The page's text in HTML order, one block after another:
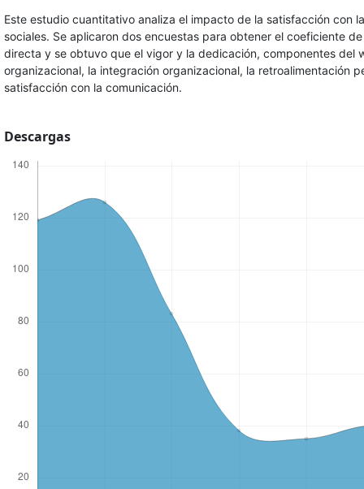
Este estudio cuantitativo analiza el impacto de la satisfacción con
sociales. Se aplicaron dos encuestas para obtener el coeficiente
directa y se obtuvo que el vigor y la dedicación, componentes
organizacional, la integración organizacional, la retroalimentación
satisfacción con la comunicación.
Descargas